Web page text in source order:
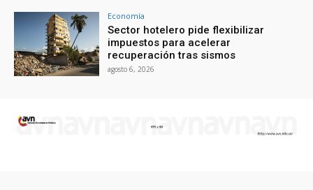
Economía
Sector hotelero pide flexibilizar
impuestos para acelerar
recuperación tras sismos
agosto 6, 2026